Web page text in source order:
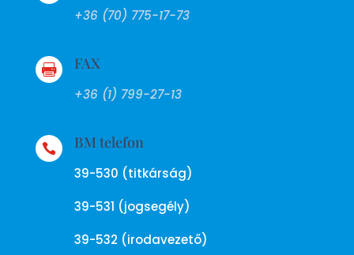
+36 (70) 775-17-73
 FAX
+36 (1) 799-27-13
 BM telefon
39-530 (titkárság)
39-531 (jogsegély)
39-532 (irodavezető)